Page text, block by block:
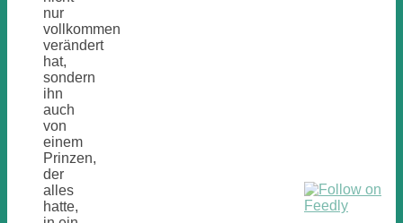
nur
vollkommen
verändert
hat,
sondern
ihn
auch
von
einem
Prinzen,
der
alles
hatte,